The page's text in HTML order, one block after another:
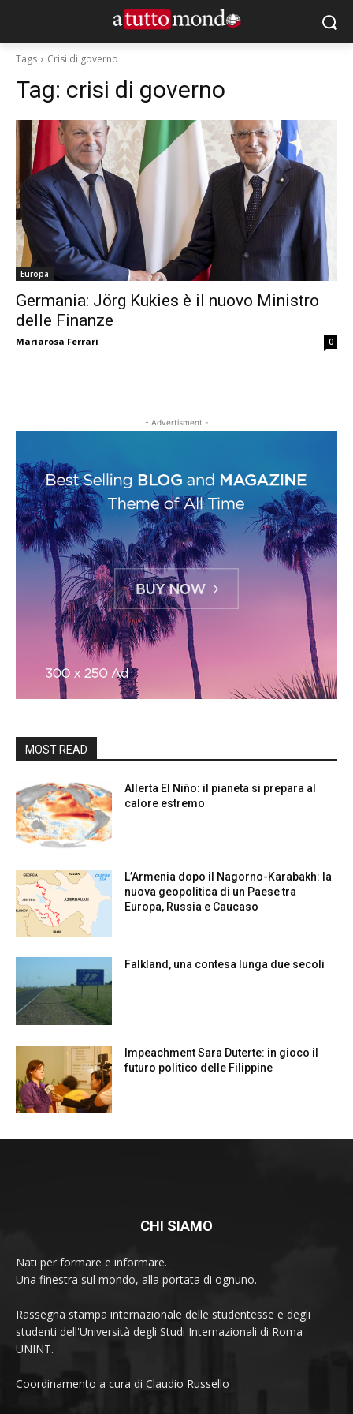
Tags Crisi di governo
Tag: crisi di governo
Europa
Germania: Jörg Kukies è il nuovo Ministro
delle Finanze
Mariarosa Ferrari 0
- Advertisment -
MOST READ
Allerta El Niño: il pianeta si prepara al
calore estremo
L’Armenia dopo il Nagorno-Karabakh: la
nuova geopolitica di un Paese tra
Europa, Russia e Caucaso
Falkland, una contesa lunga due secoli
Impeachment Sara Duterte: in gioco il
futuro politico delle Filippine
CHI SIAMO
Nati per formare e informare.
Una finestra sul mondo, alla portata di ognuno.
Rassegna stampa internazionale delle studentesse e degli
studenti dell'Università degli Studi Internazionali di Roma
UNINT.
Coordinamento a cura di Claudio Russello